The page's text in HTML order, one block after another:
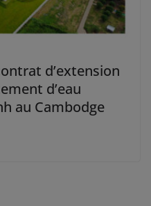
d’extension
d’eau
au Cambodge